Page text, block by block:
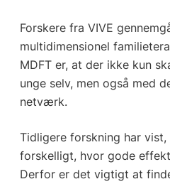
Forskere fra VIVE
multidimensionel
MDFT er, at der ikke kun
unge selv, men også med
netværk.
Tidligere forskning har
forskelligt, hvor gode
Derfor er det vigtigt at